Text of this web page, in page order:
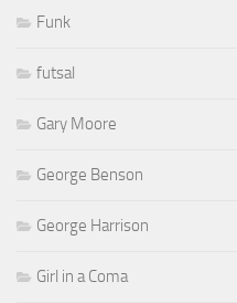
Funk
futsal
Gary Moore
George Benson
George Harrison
Girl in a Coma